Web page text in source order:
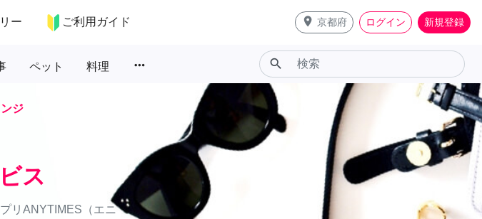
ー ご利用ガイド place 京都府 ログイン 新規登録
ペット 料理 more_horiz search
ジ
ス
リANYTIMES（エニ